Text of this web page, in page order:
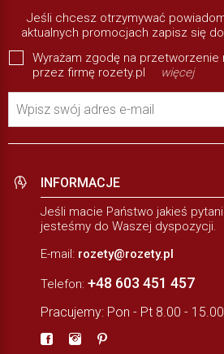
Jeśli chcesz otrzymywać
aktualnych promocjach zapisz się
Wyrażam zgodę na
przez firmę rozety.pl
więcej
Wpisz swój adres e-mail
INFORMACJE
Jeśli macie Państwo jakieś
jesteśmy do Waszej dyspozycji.
E-mail: rozety@rozety.pl
Telefon: +48 603 451 457
Pracujemy: Pon - Pt 8.00 - 15.00